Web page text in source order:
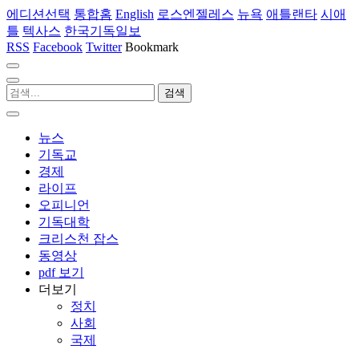
에디션선택 통합홈 English 로스엔젤레스 뉴욕 애틀랜타 시애
틀 텍사스 한국기독일보
RSS Facebook Twitter Bookmark
뉴스
기독교
경제
라이프
오피니언
기독대학
크리스천 잡스
동영상
pdf 보기
더보기
정치
사회
국제